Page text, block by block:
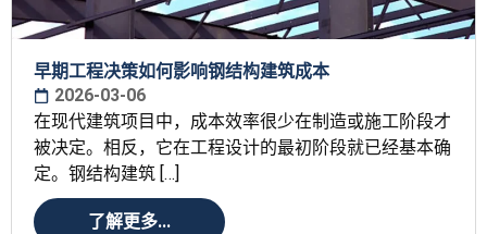
早期工程决策如何影响钢结构建筑成本
2026-03-06
在现代建筑项目中，成本效率很少在制造或施工阶段才
被决定。相反，它在工程设计的最初阶段就已经基本确
定。钢结构建筑 […]
了解更多...